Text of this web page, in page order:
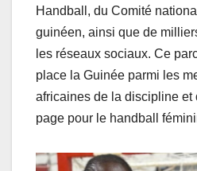
Handball, du Comité
guinéen, ainsi que de
les réseaux sociaux. Ce
place la Guinée parmi les
africaines de la discipline et
page pour le handball